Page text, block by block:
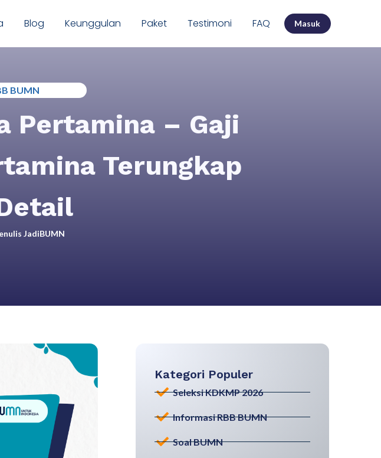
Blog Keunggulan Paket Testimoni FAQ Masuk
BUMN
Pertamina – Gaji
Terungkap
JadiBUMN
Kategori Populer
Seleksi KDKMP 2026
Informasi RBB BUMN
Soal BUMN